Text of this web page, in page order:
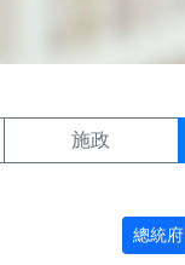
施政
總統府